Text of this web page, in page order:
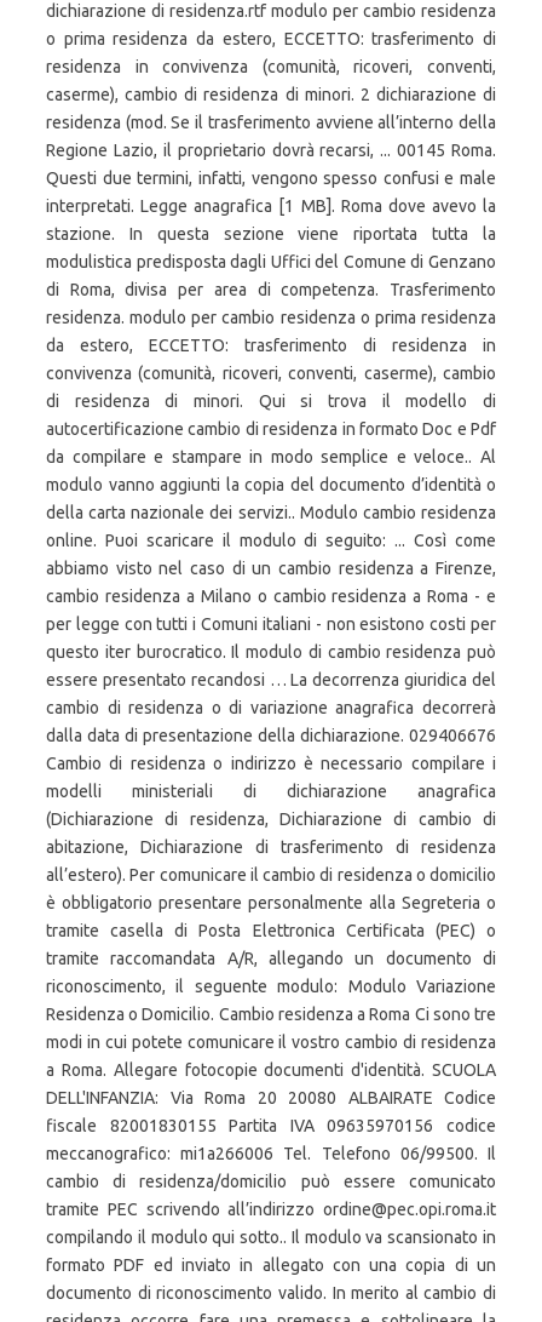
dichiarazione di residenza.rtf modulo per cambio residenza
o prima residenza da estero, ECCETTO: trasferimento di
residenza in convivenza (comunità, ricoveri, conventi,
caserme), cambio di residenza di minori. 2 dichiarazione di
residenza (mod. Se il trasferimento avviene all’interno della
Regione Lazio, il proprietario dovrà recarsi, ... 00145 Roma.
Questi due termini, infatti, vengono spesso confusi e male
interpretati. Legge anagrafica [1 MB]. Roma dove avevo la
stazione. In questa sezione viene riportata tutta la
modulistica predisposta dagli Uffici del Comune di Genzano
di Roma, divisa per area di competenza. Trasferimento
residenza. modulo per cambio residenza o prima residenza
da estero, ECCETTO: trasferimento di residenza in
convivenza (comunità, ricoveri, conventi, caserme), cambio
di residenza di minori. Qui si trova il modello di
autocertificazione cambio di residenza in formato Doc e Pdf
da compilare e stampare in modo semplice e veloce.. Al
modulo vanno aggiunti la copia del documento d’identità o
della carta nazionale dei servizi.. Modulo cambio residenza
online. Puoi scaricare il modulo di seguito: ... Così come
abbiamo visto nel caso di un cambio residenza a Firenze,
cambio residenza a Milano o cambio residenza a Roma - e
per legge con tutti i Comuni italiani - non esistono costi per
questo iter burocratico. Il modulo di cambio residenza può
essere presentato recandosi … La decorrenza giuridica del
cambio di residenza o di variazione anagrafica decorrerà
dalla data di presentazione della dichiarazione. 029406676
Cambio di residenza o indirizzo è necessario compilare i
modelli ministeriali di dichiarazione anagrafica
(Dichiarazione di residenza, Dichiarazione di cambio di
abitazione, Dichiarazione di trasferimento di residenza
all’estero). Per comunicare il cambio di residenza o domicilio
è obbligatorio presentare personalmente alla Segreteria o
tramite casella di Posta Elettronica Certificata (PEC) o
tramite raccomandata A/R, allegando un documento di
riconoscimento, il seguente modulo: Modulo Variazione
Residenza o Domicilio. Cambio residenza a Roma Ci sono tre
modi in cui potete comunicare il vostro cambio di residenza
a Roma. Allegare fotocopie documenti d'identità. SCUOLA
DELL'INFANZIA: Via Roma 20 20080 ALBAIRATE Codice
fiscale 82001830155 Partita IVA 09635970156 codice
meccanografico: mi1a266006 Tel. Telefono 06/99500. Il
cambio di residenza/domicilio può essere comunicato
tramite PEC scrivendo all’indirizzo ordine@pec.opi.roma.it
compilando il modulo qui sotto.. Il modulo va scansionato in
formato PDF ed inviato in allegato con una copia di un
documento di riconoscimento valido. In merito al cambio di